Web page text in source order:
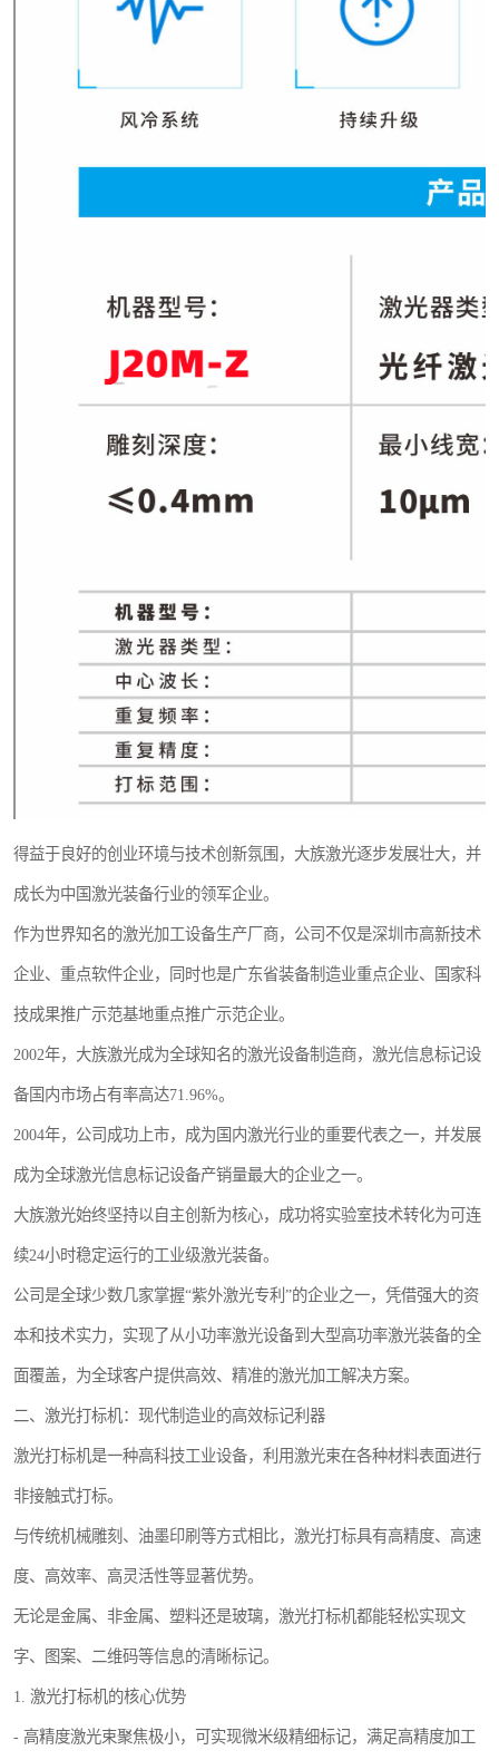
得益于良好的创业环境与技术创新氛围，大族激光逐步发展壮大，并
成长为中国激光装备行业的领军企业。
作为世界知名的激光加工设备生产厂商，公司不仅是深圳市高新技术
企业、重点软件企业，同时也是广东省装备制造业重点企业、国家科
技成果推广示范基地重点推广示范企业。
2002年，大族激光成为全球知名的激光设备制造商，激光信息标记设
备国内市场占有率高达71.96%。
2004年，公司成功上市，成为国内激光行业的重要代表之一，并发展
成为全球激光信息标记设备产销量最大的企业之一。
大族激光始终坚持以自主创新为核心，成功将实验室技术转化为可连
续24小时稳定运行的工业级激光装备。
公司是全球少数几家掌握“紫外激光专利”的企业之一，凭借强大的资
本和技术实力，实现了从小功率激光设备到大型高功率激光装备的全
面覆盖，为全球客户提供高效、精准的激光加工解决方案。
二、激光打标机：现代制造业的高效标记利器
激光打标机是一种高科技工业设备，利用激光束在各种材料表面进行
非接触式打标。
与传统机械雕刻、油墨印刷等方式相比，激光打标具有高精度、高速
度、高效率、高灵活性等显著优势。
无论是金属、非金属、塑料还是玻璃，激光打标机都能轻松实现文
字、图案、二维码等信息的清晰标记。
1. 激光打标机的核心优势
- 高精度激光束聚焦极小，可实现微米级精细标记，满足高精度加工